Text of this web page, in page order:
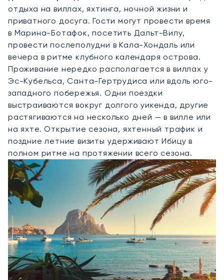
отдыха на виллах, яхтинга, ночной жизни и
приватного досуга. Гости могут провести время
в Марина-Ботафок, посетить Дальт-Вилу,
провести послеполудни в Кала-Хондаль или
вечера в ритме клубного календаря острова.
Проживание нередко располагается в виллах у
Эс-Кубельса, Санта-Гертрудиса или вдоль юго-
западного побережья. Одни поездки
выстраиваются вокруг долгого уикенда, другие
растягиваются на несколько дней — в вилле или
на яхте. Открытие сезона, яхтенный трафик и
поздние летние визиты удерживают Ибицу в
полном ритме на протяжении всего сезона.